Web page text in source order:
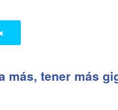
más, tener más